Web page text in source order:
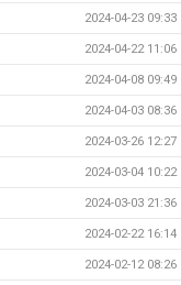
2024-04-23 09:33
2024-04-22 11:06
2024-04-08 09:49
2024-04-03 08:36
2024-03-26 12:27
2024-03-04 10:22
2024-03-03 21:36
2024-02-22 16:14
2024-02-12 08:26